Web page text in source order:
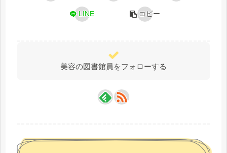
LINE コピー
美容の図書館員をフォローする